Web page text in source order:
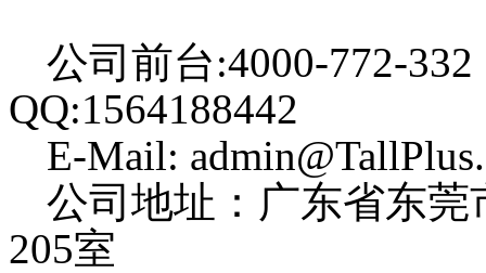
公司前台:4000-772-
QQ:1564188442
E-Mail:
公司地址：广东省东
205室